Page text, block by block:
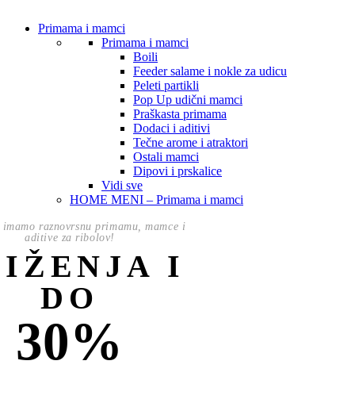
Primama i mamci
Primama i mamci
Boili
Feeder salame i nokle za udicu
Peleti partikli
Pop Up udični mamci
Praškasta primama
Dodaci i aditivi
Tečne arome i atraktori
Ostali mamci
Dipovi i prskalice
Vidi sve
HOME MENI – Primama i mamci
raznovrsnu primamu, mamce i
aditive za ribolov!
I
DO
30%